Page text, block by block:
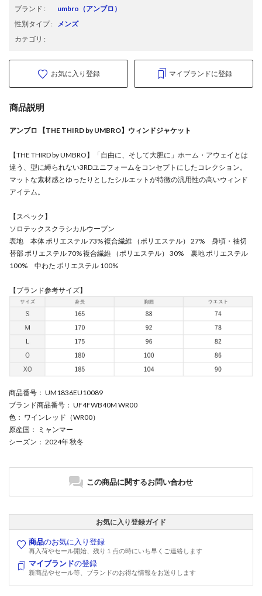
ブランド : umbro （アンブロ）
性別タイプ: メンズ
カテゴリ :
お気に入り登録 マイブランドに登録
商品説明
アンブロ 【THE THIRD by UMBRO】ウィンドジャケット
【THE THIRD by UMBRO】「自由に、そして大胆に」ホーム・アウェイとは
違う、型に縛られない3RDユニフォームをコンセプトにしたコレクション。
マットな素材感とゆったりとしたシルエットが特徴の汎用性の高いウィンド
アイテム。
【スペック】
ソロテックスクラシカルウーブン
表地 本体 ポリエステル 73% 複合繊維 （ポリエステル） 27% 身頃・袖切
替部 ポリエステル 70% 複合繊維 （ポリエステル） 30% 裏地 ポリエステル
100% 中わた ポリエステル 100%
【ブランド参考サイズ】
商品番号 ： UM1836EU10089
ブランド商品番号 ： UF4FWB40M WR00
色 ： ワインレッド（WR00）
原産国 ： ミャンマー
シーズン ： 2024年 秋冬
この商品に関するお問い合わせ
お気に入り登録ガイド
商品のお気に入り登録
再入荷やセール開始、残り１点の時にいち早くご連絡します
マイブランドの登録
新商品やセール等、ブランドのお得な情報をお送りします